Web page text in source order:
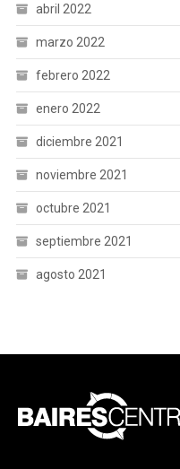
abril 2022
marzo 2022
febrero 2022
enero 2022
diciembre 2021
noviembre 2021
octubre 2021
septiembre 2021
agosto 2021